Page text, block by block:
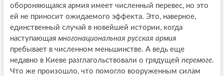
обороняющаяся армия имеет численный перевес, но это
ей не приносит ожидаемого эффекта. Это, наверное,
единственный случай в новейшей истории, когда
наступающая многонациональная русская армия
пребывает в численном меньшинстве. А ведь еще
недавно в Киеве разглагольствовали о грядущей перемоге.
Что же произошло, что помогло вооруженным силам